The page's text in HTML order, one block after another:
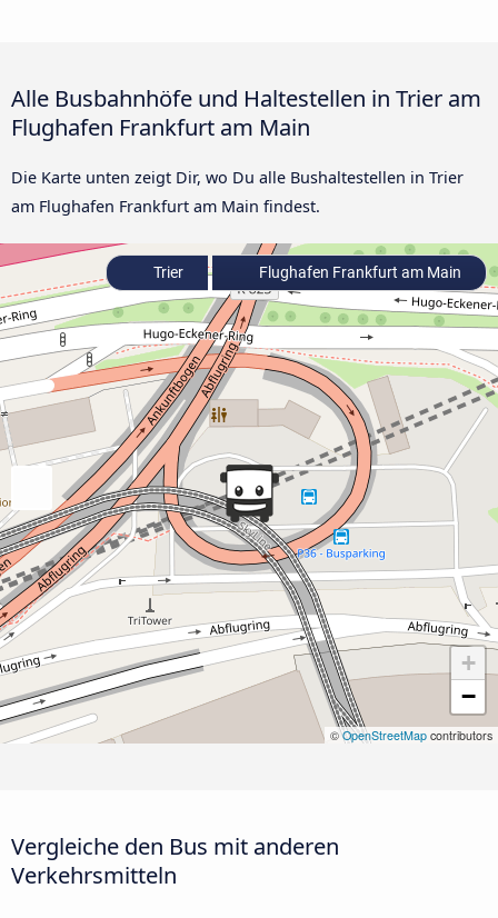
Alle Busbahnhöfe und Haltestellen in Trier am
Flughafen Frankfurt am Main
Die Karte unten zeigt Dir, wo Du alle Bushaltestellen in Trier
am Flughafen Frankfurt am Main findest.
+
−
©OpenStreetMap contributors
Trier Flughafen Frankfurt am Main
Vergleiche den Bus mit anderen
Verkehrsmitteln